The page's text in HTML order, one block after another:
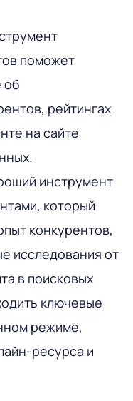
поможет
об
рейтингах
на сайте
инструмент
который
конкурентов,
исследования от
в поисковых
ключевые
режиме,
ресурса и